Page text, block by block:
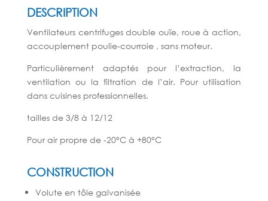
DESCRIPTION
Ventilateurs centrifuges double ouïe, roue à action,
accouplement poulie-courroie , sans moteur.
Particulièrement adaptés pour l’extraction, la
ventilation ou la filtration de l’air. Pour utilisation
dans cuisines professionnelles.
tailles de 3/8 à 12/12
Pour air propre de -20°C à +80°C
CONSTRUCTION
Volute en tôle galvanisée